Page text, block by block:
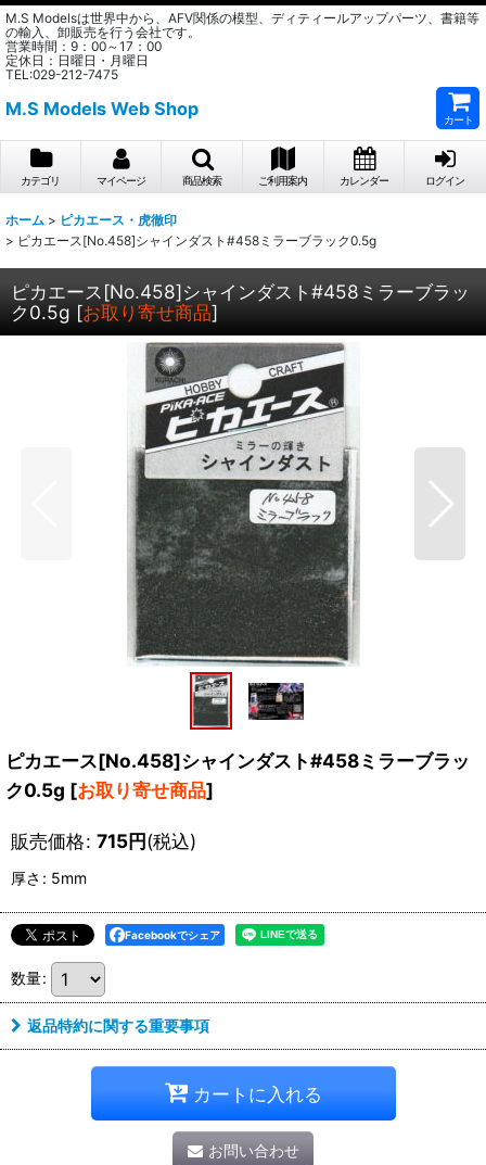
M.S Modelsは世界中から、AFV関係の模型、ディティールアップパーツ、書籍等
の輸入、卸販売を行う会社です。
営業時間：9：00～17：00
定休日：日曜日・月曜日
TEL:029-212-7475
M.S Models Web Shop
カート
カテゴリ マイページ 商品検索 ご利用案内 カレンダー ログイン
ホーム > ピカエース・虎徹印
> ピカエース[No.458]シャインダスト#458ミラーブラック0.5g
ピカエース[No.458]シャインダスト#458ミラーブラッ
ク0.5g [お取り寄せ商品]
ピカエース[No.458]シャインダスト#458ミラーブラッ
ク0.5g [お取り寄せ商品]
販売価格: 715円(税込)
厚さ : 5mm
Facebookでシェア
数量:
返品特約に関する重要事項
カートに入れる
お問い合わせ